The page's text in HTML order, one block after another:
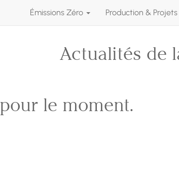
Émissions Zéro Production & Projets
Actualités de
le moment.